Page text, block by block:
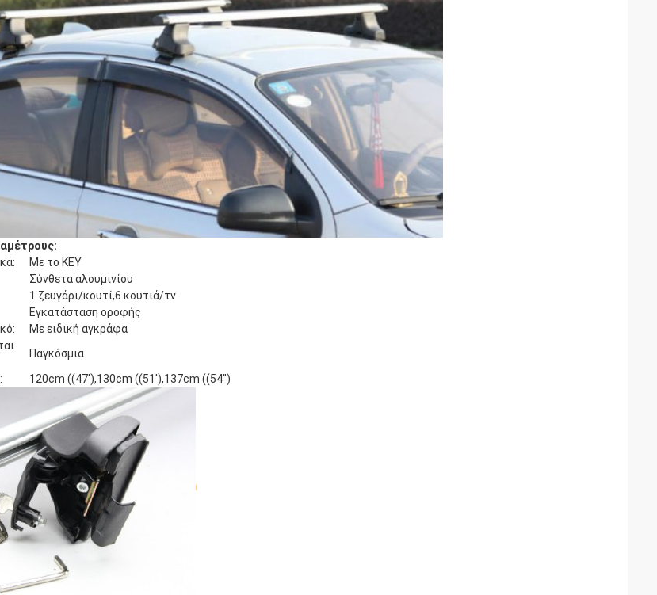
Με το KEY
Σύνθετα αλουμινίου
1 ζευγάρι/κουτί,6 κουτιά/τν
Εγκατάσταση οροφής
Με ειδική αγκράφα
Παγκόσμια
120cm ((47'),130cm ((51'),137cm ((54'')